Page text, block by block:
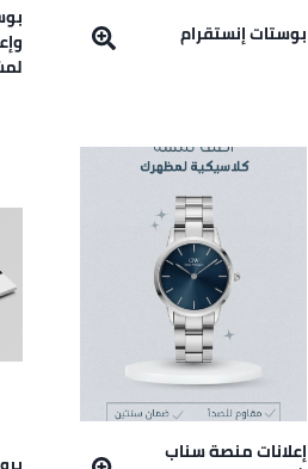
بوستات إنستقرام
إعلانات منصة سناب